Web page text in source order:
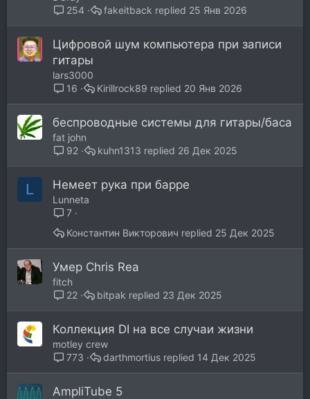
254
25 Янв 2026
fakeitback
Цифровой шум компьютера при записи
гитары
lars3000
16
20 Янв 2026
Kirillrock89
беспроводные системы для гитары/баса
fat john
92
26 Дек 2025
kuhn1313
L Немеет рука при барре
Lunneta
7
25 Дек 2025
Константин Викторович
Умер Chris Rea
fitch
22
23 Дек 2025
bitpak
Коллекция DI на все случаи жизни
motley crew
773
14 Дек 2025
darthmortius
AmpliTube 5